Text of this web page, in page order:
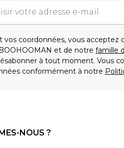
vos coordonnées, vous acceptez
et de notre famille
à tout moment. Vous
conformément à notre
NOUS ?